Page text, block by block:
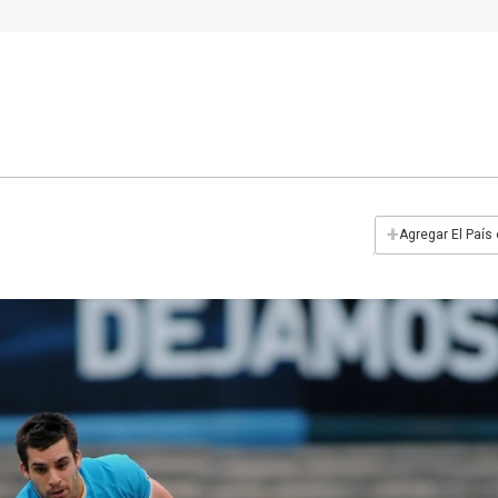
+Agregar El País